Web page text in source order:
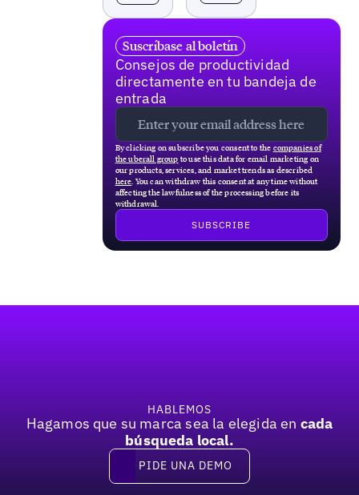
Suscríbase al boletín
Consejos de productividad
directamente en tu bandeja de
entrada
By clicking on subscribe you consent to the companies of
the uberall group to use this data for email marketing on
our products, services, and market trends as described
here . You can withdraw this consent at any time without
affecting the lawfulness of the processing before its
withdrawal.
HABLEMOS
Hagamos que su marca sea la elegida en cada
búsqueda local.
Pide una demo
PIDE UNA DEMO